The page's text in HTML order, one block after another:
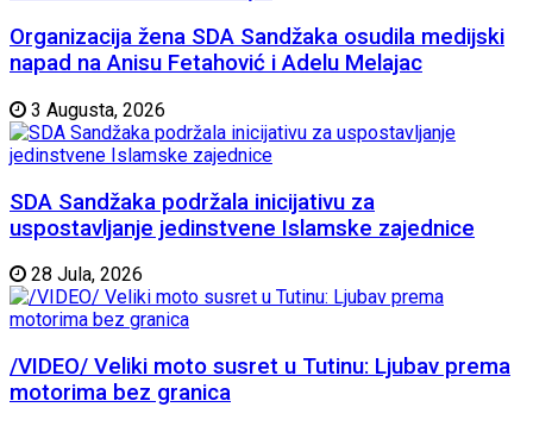
Organizacija žena SDA Sandžaka osudila medijski
napad na Anisu Fetahović i Adelu Melajac
3 Augusta, 2026
SDA Sandžaka podržala inicijativu za
uspostavljanje jedinstvene Islamske zajednice
28 Jula, 2026
/VIDEO/ Veliki moto susret u Tutinu: Ljubav prema
motorima bez granica